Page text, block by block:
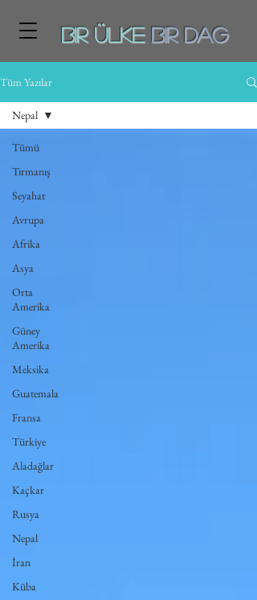
Bir ÜLKEBiR DAg
Tüm Yazılar
Tümü
Tırmanış
Seyahat
Avrupa
Afrika
Asya
Orta
Amerika
Güney
Amerika
Meksika
Guatemala
Fransa
Türkiye
Aladağlar
Kaçkar
Rusya
Nepal
İran
Küba
Nepal